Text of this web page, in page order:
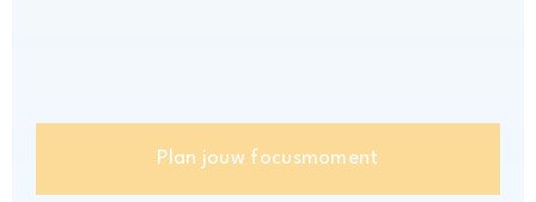
Plan jouw focusmoment